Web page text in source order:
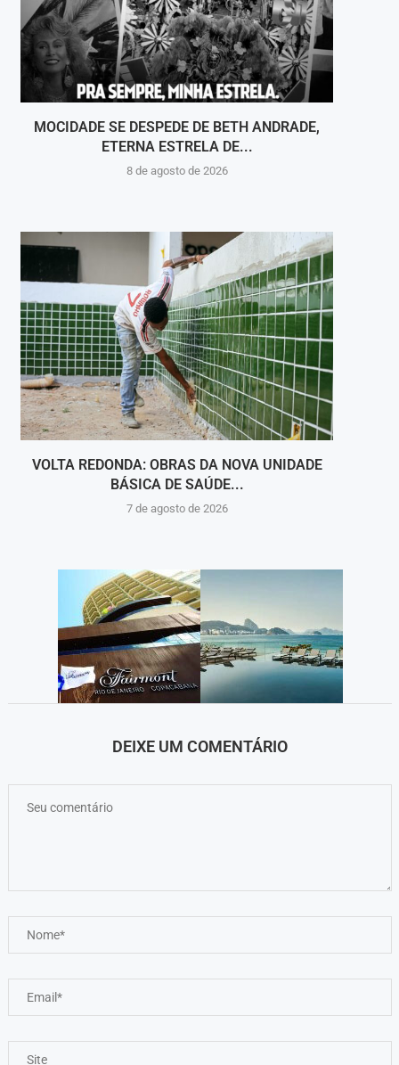
MOCIDADE SE DESPEDE DE BETH ANDRADE,
ETERNA ESTRELA DE...
8 de agosto de 2026
VOLTA REDONDA: OBRAS DA NOVA UNIDADE
BÁSICA DE SAÚDE...
7 de agosto de 2026
DEIXE UM COMENTÁRIO